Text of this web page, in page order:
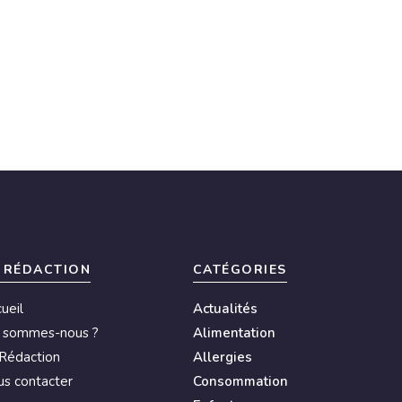
sommes-nous ?
contacter
CATÉGORIES
Actualités
Alimentation
Allergies
Consommation